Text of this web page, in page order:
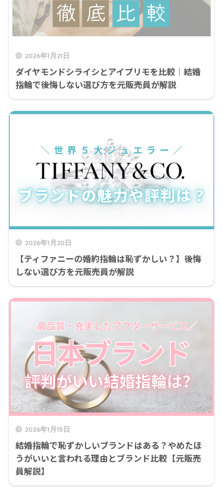
2026年1月21日
ダイヤモンドシライシとアイプリモを比較｜結婚
指輪で後悔しない選び方を元販売員が解説
2026年1月20日
【ティファニーの婚約指輪は恥ずかしい？】後悔
しない選び方を元販売員が解説
2026年1月15日
結婚指輪で恥ずかしいブランドはある？やめたほ
うがいいと言われる理由とブランド比較【元販売
員解説】